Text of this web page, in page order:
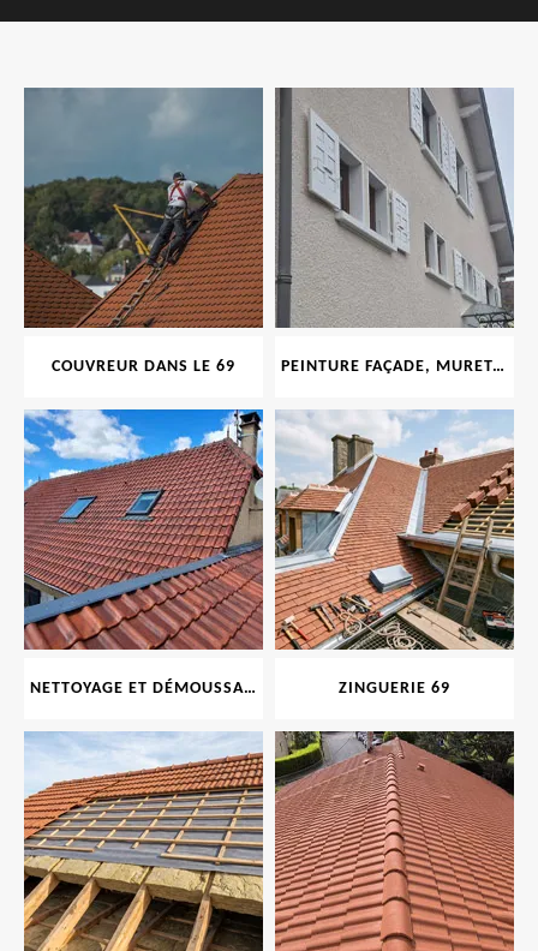
COUVREUR DANS LE 69 PEINTURE FAÇADE, MURET, TOITURE, BOISERIE, FERRONERIE, GOUTTIÈRE 69
NETTOYAGE ET DÉMOUSSAGE DE TOITURE ET FAÇADE 69 ZINGUERIE 69